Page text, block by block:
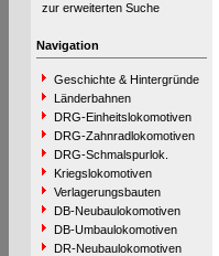
zur erweiterten Suche
Navigation
Geschichte & Hintergründe
Länderbahnen
DRG-Einheitslokomotiven
DRG-Zahnradlokomotiven
DRG-Schmalspurlok.
Kriegslokomotiven
Verlagerungsbauten
DB-Neubaulokomotiven
DB-Umbaulokomotiven
DR-Neubaulokomotiven